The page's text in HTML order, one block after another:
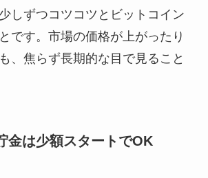
しずつコツコツとビットコイン
です。市場の価格が上がったり
、焦らず長期的な目で見ること
金は少額スタートでOK